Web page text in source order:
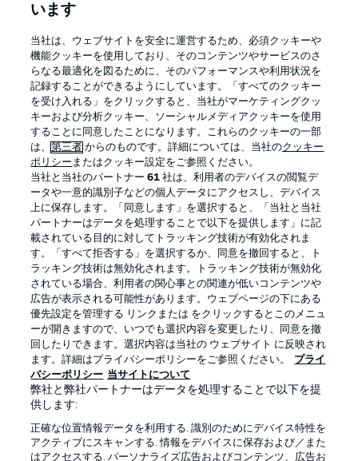
Official Partners
プライバシー・ポリシー 優先設定を管理する
利用条件 放送局
求人 選手
当サイトについて
います
当社は、ウェブサイトを安全に運営するため、必須クッキーや
機能クッキーを使用しており、そのコンテンツやサービスのさ
らなる最適化を図るために、そのパフォーマンスや利用状況を
記録することができるようにしています。「すべてのクッキー
を受け入れる」をクリックすると、当社がマーケティングクッ
キーおよび分析クッキー、ソーシャルメディアクッキーを使用
することに同意したことになります。これらのクッキーの一部
は、第三者 からのものです。詳細については、当社のクッキー
ポリシー またはクッキー設定をご参照ください。
当社と当社のパートナー61 社は、利用者のデバイスの閲覧デ
ータや一意的識別子などの個人データにアクセスし、デバイス
上に保存します。「同意します」を選択すると、「当社と当社
パートナーはデータを処理することで以下を提供します」に記
載されている目的に対してトラッキング技術が有効化されま
す。「すべて拒否する」を選択するか、同意を撤回すると、ト
ラッキング技術は無効化されます。トラッキング技術が無効化
されている場合、利用者の関心事との関連が低いコンテンツや
広告が表示される可能性があります。ウェブページの下にある
優先設定を管理する リンクまたは をクリックするとこのメニュ
ーが開きますので、いつでも選択内容を変更したり、同意を撤
回したりできます。選択内容は当社の ウェブサイト に反映され
ます。詳細はプライバシーポリシーをご参照ください。
プライ
バシーポリシー 当サイトについて
弊社と弊社パートナーはデータを処理することで以下を提
供します:
正確な位置情報データを利用する. 識別のためにデバイス特性を
アクティブにスキャンする. 情報をデバイスに保存および／また
はアクセスする. パーソナライズ広告およびコンテンツ、広告お